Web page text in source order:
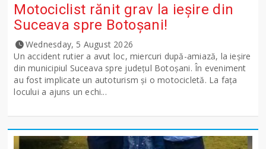
Motociclist rănit grav la ieșire din
Suceava spre Botoșani!
Wednesday, 5 August 2026
Un accident rutier a avut loc, miercuri după-amiază, la ieșire
din municipiul Suceava spre județul Botoșani. În eveniment
au fost implicate un autoturism și o motocicletă. La fața
locului a ajuns un echi...